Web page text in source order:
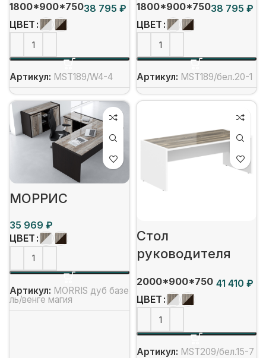
1800*900*750
₽
ЦВЕТ
Артикул: MST189/W4-4
1800*900*750
₽
ЦВЕТ
Артикул: MST189/бел.20-1
МОРРИС
₽
ЦВЕТ
Артикул: MORRIS дуб базе
ль/венге магия
Стол
руководителя
2000*900*750
₽
ЦВЕТ
Артикул: MST209/бел.15-7